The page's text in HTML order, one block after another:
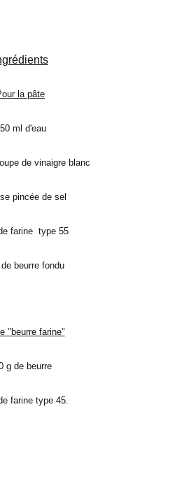
la pâte
ml d'eau
de vinaigre blanc
pincée de sel
farine type 55
beurre fondu
"beurre farine"
g de beurre
farine type 45.